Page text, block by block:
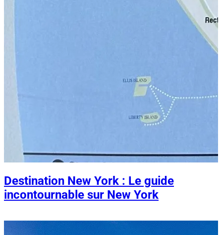
Destination New York : Le guide
incontournable sur New York